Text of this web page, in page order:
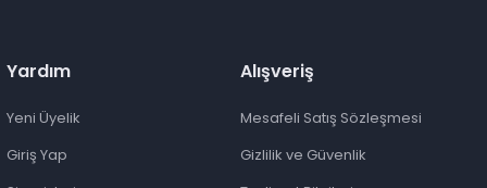
Yardım
Yeni Üyelik
Giriş Yap
Alışveriş
Mesafeli Satış Sözleşmesi
Gizlilik ve Güvenlik